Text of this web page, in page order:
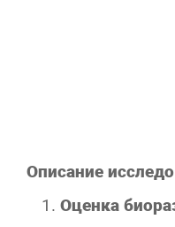
Описание
Оценка